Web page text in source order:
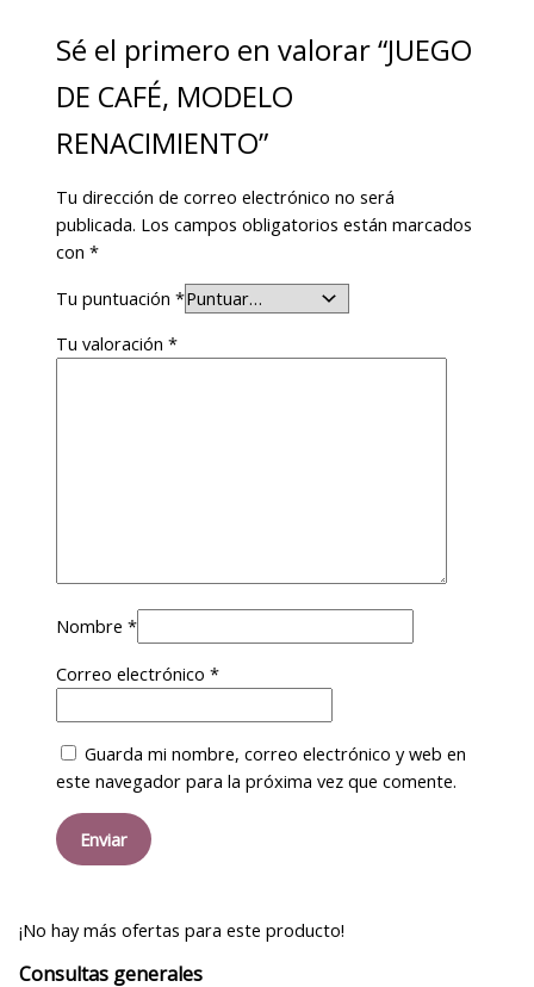
Sé el primero en valorar “JUEGO
DE CAFÉ, MODELO
RENACIMIENTO”
Tu dirección de correo electrónico no será
publicada. Los campos obligatorios están marcados
con*
Tu puntuación*
Tu valoración*
Nombre*
Correo electrónico*
Guarda mi nombre, correo electrónico y web en
este navegador para la próxima vez que comente.
¡No hay más ofertas para este producto!
Consultas generales